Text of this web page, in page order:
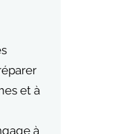
et à
à